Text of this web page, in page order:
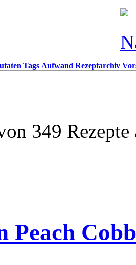
Tags Aufwand Rezeptarchiv
349 Rezepte
Peach